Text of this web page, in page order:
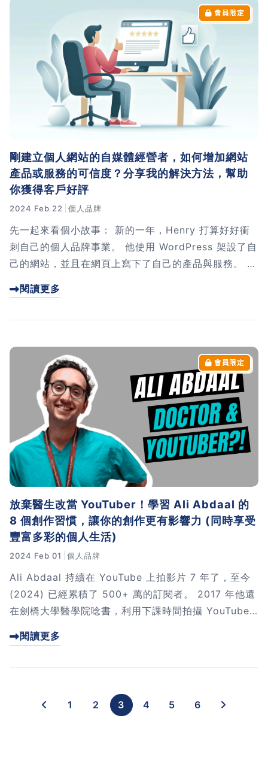
剛建立個人網站的自媒體經營者，如何增加網站
產品或服務的可信度？分享我的解決方法，幫助
你獲得客戶好評
2024 Feb 22 個人品牌
先一起來看個小故事： 新的一年，Henry 打算好好衝
刺自己的個人品牌事業。 他使用 WordPress 架設了自
己的網站，並且在網頁上寫下了自己的產品與服務。 一
閱讀更多
放棄醫生改當 YouTuber！學習 Ali Abdaal 的
8 個創作習慣，讓你的創作更有影響力 (同時享受
豐富多彩的個人生活)
2024 Feb 01 個人品牌
Ali Abdaal 持續在 YouTube 上拍影片 7 年了，至今
(2024) 已經累積了 500+ 萬的訂閱者。 2017 年他還
在劍橋大學醫學院唸書，利用下課時間拍攝 YouTube
閱讀更多
1 2 3 4 5 6